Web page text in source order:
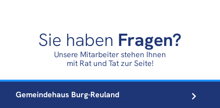
Sie haben Fragen?
Unsere Mitarbeiter stehen Ihnen
mit Rat und Tat zur Seite!
Gemeindehaus Burg-Reuland